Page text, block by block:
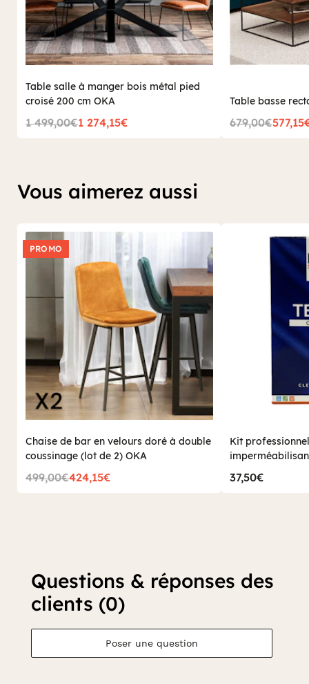
Table salle à manger bois métal pied
croisé 200 cm OKA
1 499,00€1 274,15€
Table basse
679,00€
Vous aimerez aussi
PROMO
Chaise de bar en velours doré à double
coussinage (lot de 2) OKA
499,00€424,15€
Kit
(500 ml)
37,50€
Questions & réponses des
clients (0)
Poser une question